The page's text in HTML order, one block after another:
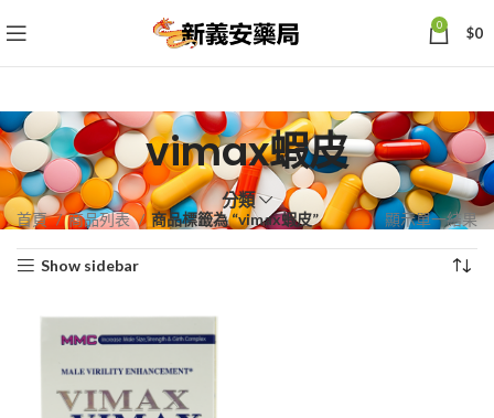
0 $0
vimax蝦皮
分類
首頁 商品列表 商品標籤為 “vimax蝦皮” 顯示單一結果
Show sidebar